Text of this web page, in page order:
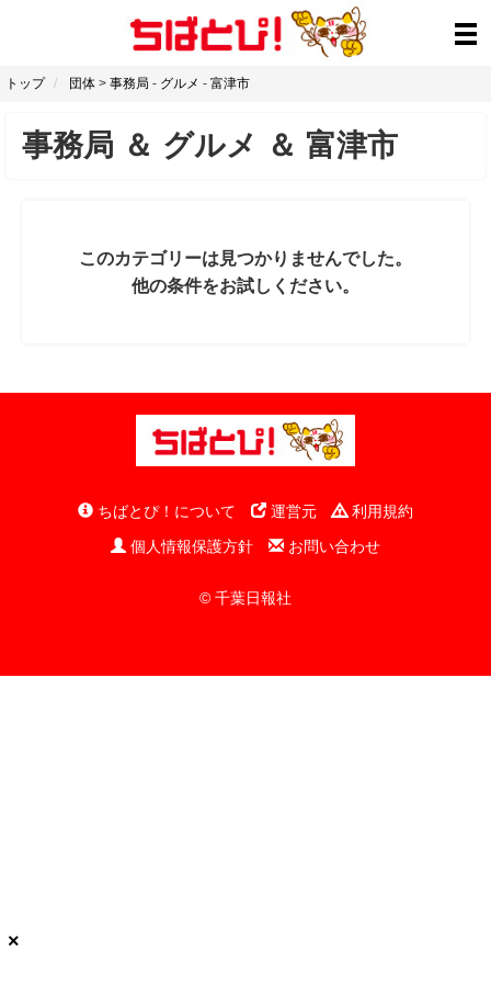
トップ 団体 > 事務局 - グルメ - 富津市
事務局 ＆ グルメ ＆ 富津市
このカテゴリーは見つかりませんでした。
他の条件をお試しください。
ちばとぴ！について 運営元
利用規約
個人情報保護方針
お問い合わせ
© 千葉日報社
×